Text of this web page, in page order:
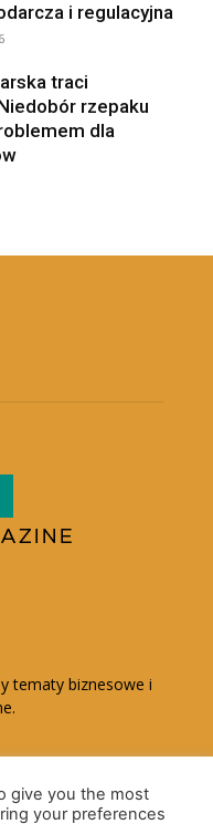
i regulacyjna
traci
rzepaku
dla
tematy biznesowe i
give you the most
your preferences